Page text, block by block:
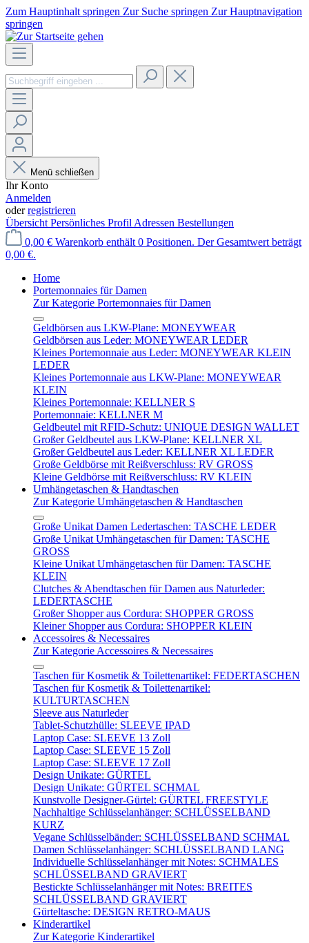
Zum Hauptinhalt springen Zur Suche springen Zur Hauptnavigation
springen
Menü schließen
Ihr Konto
Anmelden
oderregistrieren
Übersicht Persönliches Profil Adressen Bestellungen
0,00 € Warenkorb enthält 0 Positionen. Der Gesamtwert beträgt
0,00 €.
Home
Portemonnaies für Damen
Zur Kategorie Portemonnaies für Damen
Geldbörsen aus LKW-Plane: MONEYWEAR
Geldbörsen aus Leder: MONEYWEAR LEDER
Kleines Portemonnaie aus Leder: MONEYWEAR KLEIN
LEDER
Kleines Portemonnaie aus LKW-Plane: MONEYWEAR
KLEIN
Kleines Portemonnaie: KELLNER S
Portemonnaie: KELLNER M
Geldbeutel mit RFID-Schutz: UNIQUE DESIGN WALLET
Großer Geldbeutel aus LKW-Plane: KELLNER XL
Großer Geldbeutel aus Leder: KELLNER XL LEDER
Große Geldbörse mit Reißverschluss: RV GROSS
Kleine Geldbörse mit Reißverschluss: RV KLEIN
Umhängetaschen & Handtaschen
Zur Kategorie Umhängetaschen & Handtaschen
Große Unikat Damen Ledertaschen: TASCHE LEDER
Große Unikat Umhängetaschen für Damen: TASCHE
GROSS
Kleine Unikat Umhängetaschen für Damen: TASCHE
KLEIN
Clutches & Abendtaschen für Damen aus Naturleder:
LEDERTASCHE
Großer Shopper aus Cordura: SHOPPER GROSS
Kleiner Shopper aus Cordura: SHOPPER KLEIN
Accessoires & Necessaires
Zur Kategorie Accessoires & Necessaires
Taschen für Kosmetik & Toilettenartikel: FEDERTASCHEN
Taschen für Kosmetik & Toilettenartikel:
KULTURTASCHEN
Sleeve aus Naturleder
Tablet-Schutzhülle: SLEEVE IPAD
Laptop Case: SLEEVE 13 Zoll
Laptop Case: SLEEVE 15 Zoll
Laptop Case: SLEEVE 17 Zoll
Design Unikate: GÜRTEL
Design Unikate: GÜRTEL SCHMAL
Kunstvolle Designer-Gürtel: GÜRTEL FREESTYLE
Nachhaltige Schlüsselanhänger: SCHLÜSSELBAND
KURZ
Vegane Schlüsselbänder: SCHLÜSSELBAND SCHMAL
Damen Schlüsselanhänger: SCHLÜSSELBAND LANG
Individuelle Schlüsselanhänger mit Notes: SCHMALES
SCHLÜSSELBAND GRAVIERT
Bestickte Schlüsselanhänger mit Notes: BREITES
SCHLÜSSELBAND GRAVIERT
Gürteltasche: DESIGN RETRO-MAUS
Kinderartikel
Zur Kategorie Kinderartikel